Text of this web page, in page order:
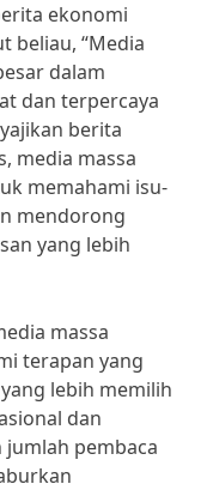
ekonomi
beliau, “Media
dalam
dan terpercaya
berita
media massa
memahami isu-
mendorong
yang lebih
massa
terapan yang
lebih memilih
dan
pembaca